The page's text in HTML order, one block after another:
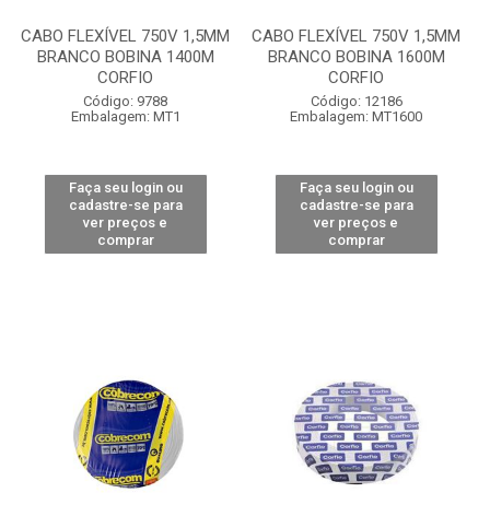
CABO FLEXÍVEL 750V 1,5MM
BRANCO BOBINA 1400M
CORFIO
Código: 9788
Embalagem: MT1
Faça seu login ou
cadastre-se para
ver preços e
comprar
CABO FLEXÍVEL 750V 1,5MM
BRANCO BOBINA 1600M
CORFIO
Código: 12186
Embalagem: MT1600
Faça seu login ou
cadastre-se para
ver preços e
comprar